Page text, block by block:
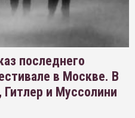
последнего
в Москве. В
и Муссолини